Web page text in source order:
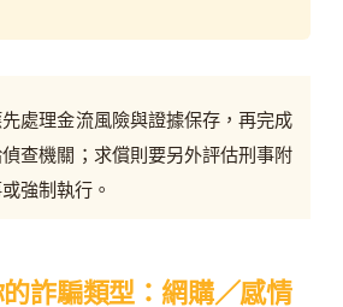
處理金流風險與證據保存，再完成
查機關；求償則要另外評估刑事附
強制執行。
詐騙類型：網購／感情